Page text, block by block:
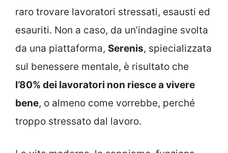
raro trovare lavoratori stressati, esausti ed
esauriti. Non a caso, da un’indagine svolta
da una piattaforma, Serenis, spiecializzata
sul benessere mentale, è risultato che
l’80% dei lavoratori non riesce a vivere
bene, o almeno come vorrebbe, perché
troppo stressato dal lavoro.